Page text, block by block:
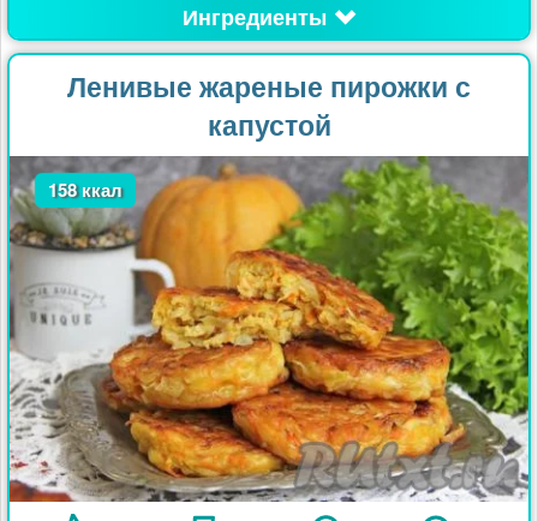
Ингредиенты
Ленивые жареные пирожки с
капустой
158 ккал